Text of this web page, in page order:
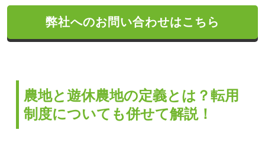
弊社へのお問い合わせはこちら
農地と遊休農地の定義とは？転用
制度についても併せて解説！